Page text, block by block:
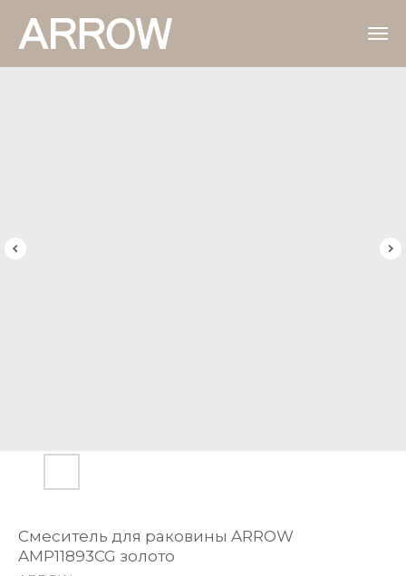
Смеситель для раковины ARROW
AMP11893CG золото